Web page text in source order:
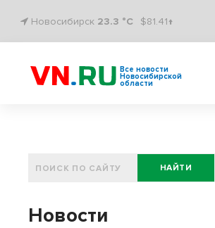
Новосибирск 23.3 °C $81.41↑
Все новости
Новосибирской
области
НАЙТИ
Новости